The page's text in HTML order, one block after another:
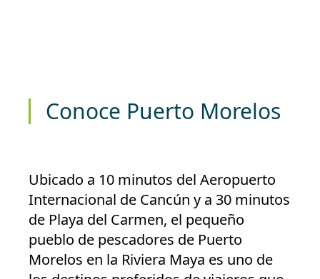
Conoce Puerto Morelos
Ubicado a 10 minutos del Aeropuerto
Internacional de Cancún y a 30 minutos
de Playa del Carmen, el pequeño
pueblo de pescadores de Puerto
Morelos en la Riviera Maya es uno de